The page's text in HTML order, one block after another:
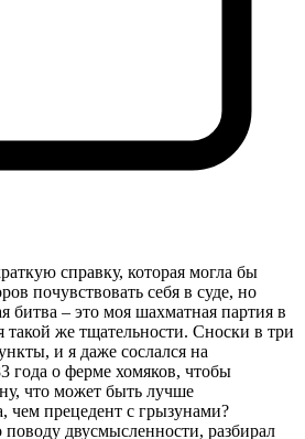
справку, которая могла бы
почувствовать себя в суде, но
битва – это моя шахматная партия в
такой же тщательности. Сноски в три
и я даже сослался на
года о ферме хомяков, чтобы
что может быть лучше
чем прецедент с грызунами?
двусмысленности, разбирал